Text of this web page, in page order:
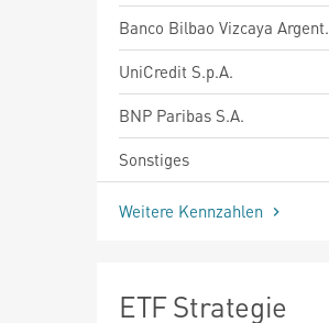
Banco Bilbao Vizcaya Argent.
UniCredit S.p.A.
BNP Paribas S.A.
Sonstiges
Weitere Kennzahlen
ETF Strategie